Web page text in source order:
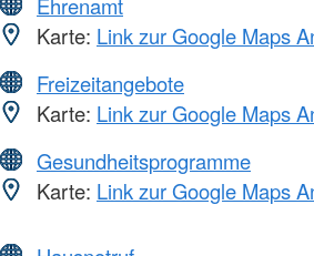
Ehrenamt
Karte: Link zur Google Maps
Freizeitangebote
Karte: Link zur Google Maps
Gesundheitsprogramme
Karte: Link zur Google Maps